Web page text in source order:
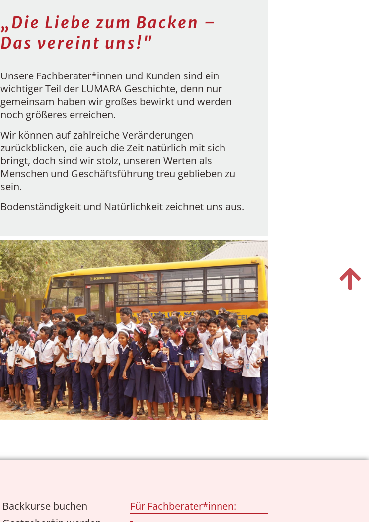
„Die Liebe zum Backen –
Das vereint uns!"
Unsere Fachberater*innen und Kunden sind ein
wichtiger Teil der LUMARA Geschichte, denn nur
gemeinsam haben wir großes bewirkt und werden
noch größeres erreichen.
Wir können auf zahlreiche Veränderungen
zurückblicken, die auch die Zeit natürlich mit sich
bringt, doch sind wir stolz, unseren Werten als
Menschen und Geschäftsführung treu geblieben zu
sein.
Bodenständigkeit und Natürlichkeit zeichnet uns aus.
Backkurse buchen
Für Fachberater*innen: